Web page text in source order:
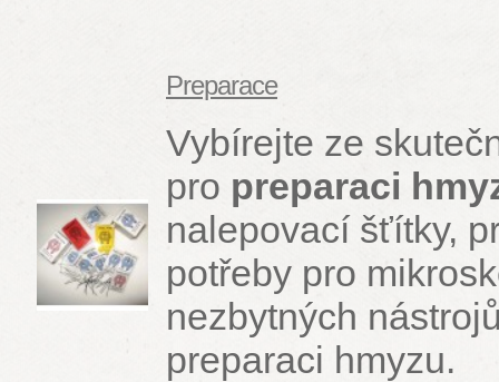
Preparace
Vybírejte ze
pro preparaci
nalepovací šťítky,
potřeby pro
nezbytných
preparaci hmyzu.